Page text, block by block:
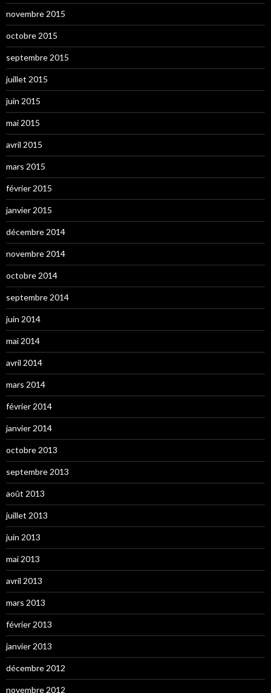
novembre 2015
octobre 2015
septembre 2015
juillet 2015
juin 2015
mai 2015
avril 2015
mars 2015
février 2015
janvier 2015
décembre 2014
novembre 2014
octobre 2014
septembre 2014
juin 2014
mai 2014
avril 2014
mars 2014
février 2014
janvier 2014
octobre 2013
septembre 2013
août 2013
juillet 2013
juin 2013
mai 2013
avril 2013
mars 2013
février 2013
janvier 2013
décembre 2012
novembre 2012